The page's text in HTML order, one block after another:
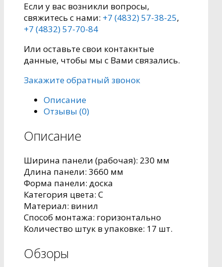
Если у вас возникли вопросы,
свяжитесь с нами: +7 (4832) 57-38-25,
+7 (4832) 57-70-84
Или оставьте свои контакнтые
данные, чтобы мы с Вами связались.
Закажите обратный звонок
Описание
Отзывы (0)
Описание
Ширина панели (рабочая): 230 мм
Длина панели: 3660 мм
Форма панели: доска
Категория цвета: C
Материал: винил
Способ монтажа: горизонтально
Количество штук в упаковке: 17 шт.
Обзоры